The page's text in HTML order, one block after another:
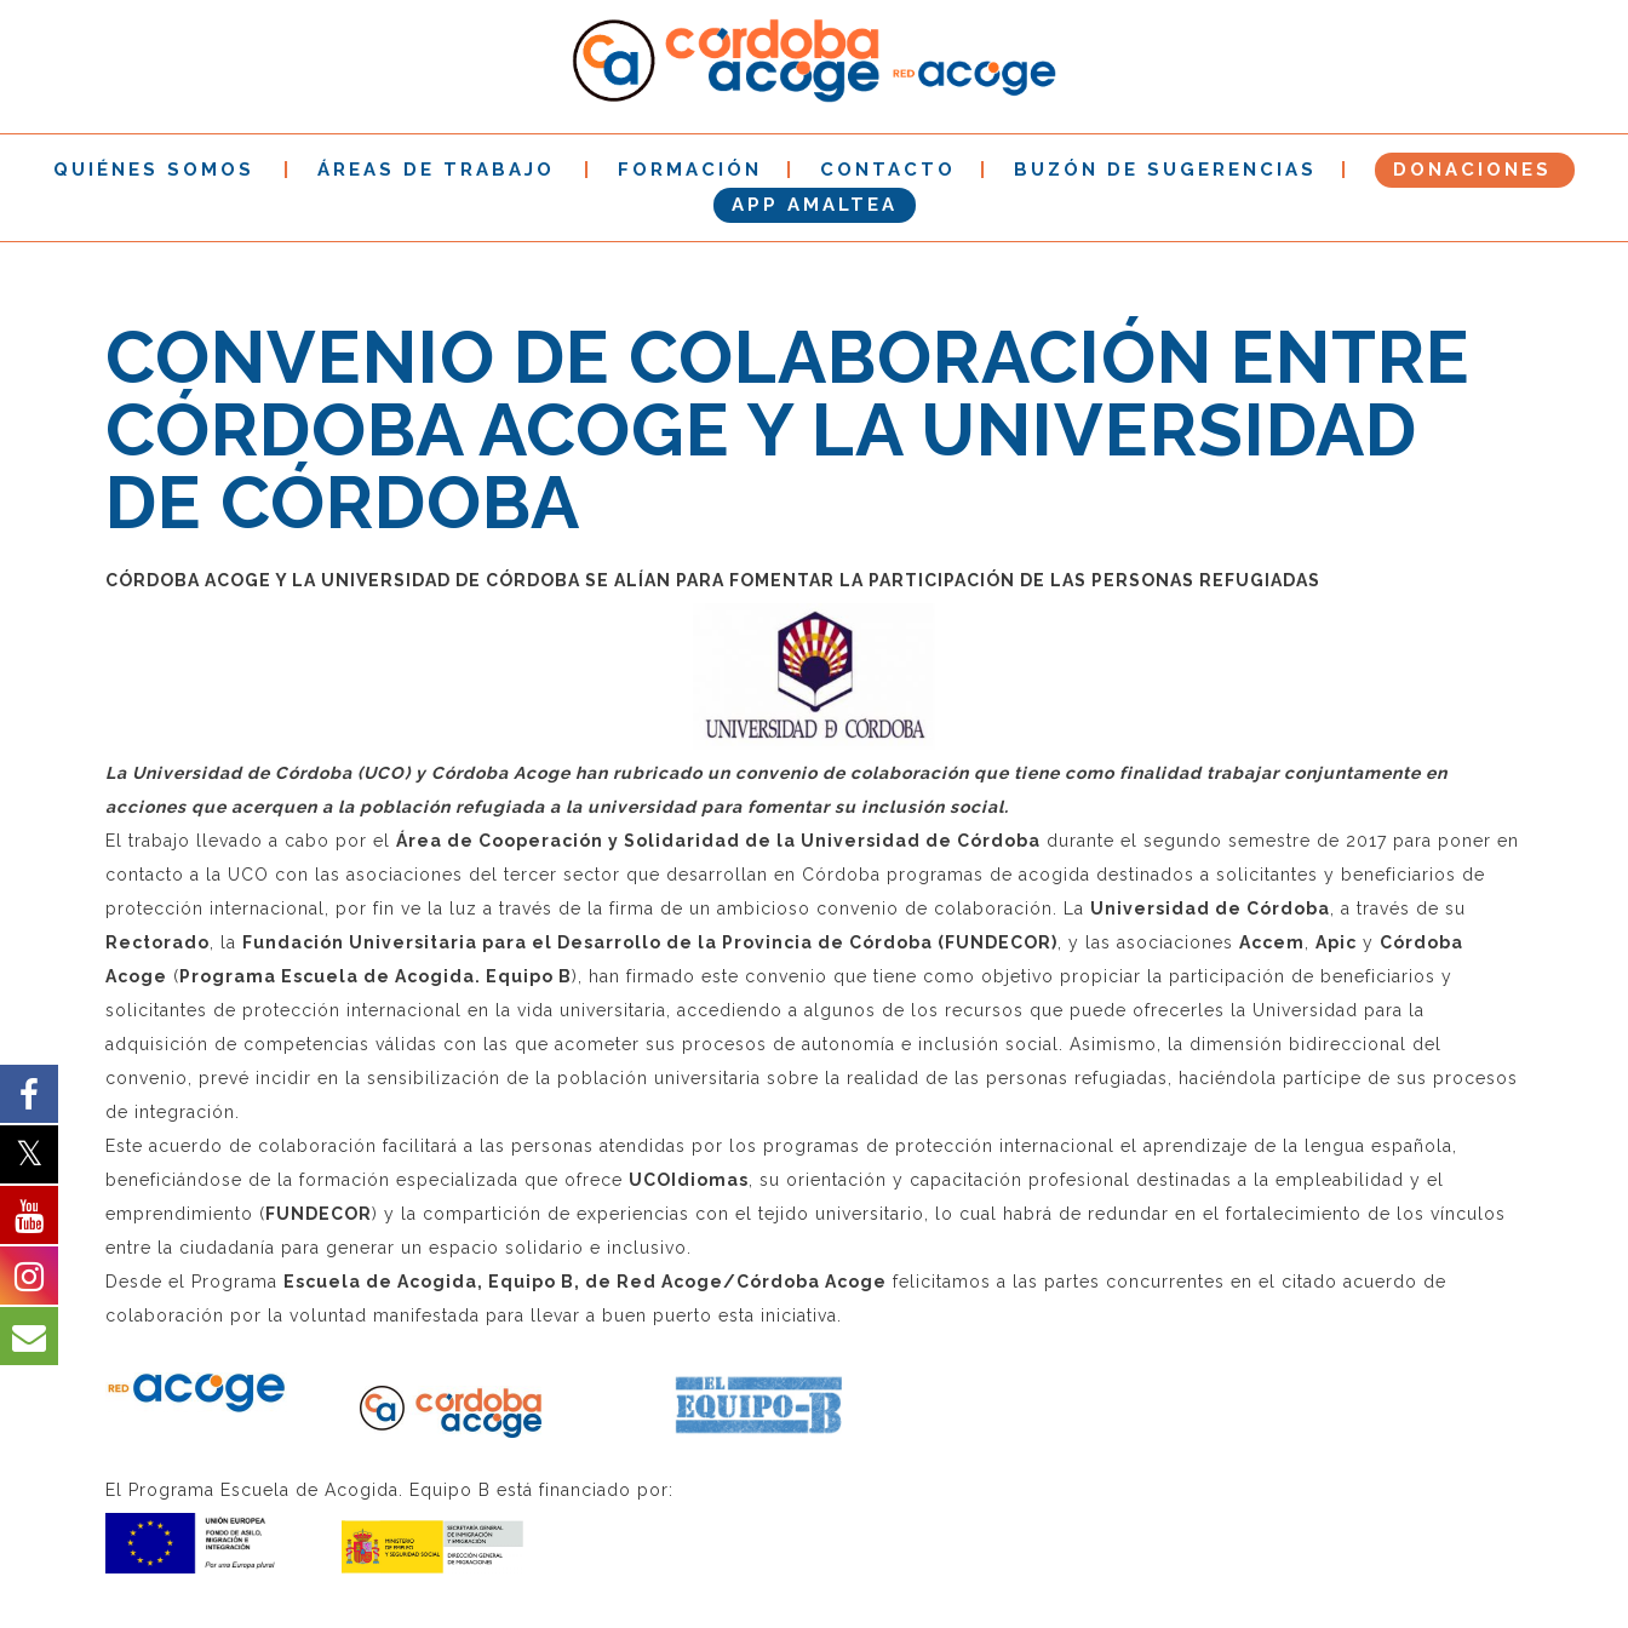
QUIÉNES SOMOS ÁREAS DE TRABAJO FORMACIÓN CONTACTO BUZÓN DE SUGERENCIAS
DONACIONES
APP AMALTEA
CONVENIO DE COLABORACIÓN ENTRE
CÓRDOBA ACOGE Y LA UNIVERSIDAD
DE CÓRDOBA
CÓRDOBA ACOGE Y LA UNIVERSIDAD DE CÓRDOBA SE ALÍAN PARA FOMENTAR LA PARTICIPACIÓN DE LAS PERSONAS REFUGIADAS
La Universidad de Córdoba (UCO) y Córdoba Acoge han rubricado un convenio de colaboración que tiene como finalidad trabajar conjuntamente en
acciones que acerquen a la población refugiada a la universidad para fomentar su inclusión social.
El trabajo llevado a cabo por el Área de Cooperación y Solidaridad de la Universidad de Córdoba durante el segundo semestre de 2017 para poner en
contacto a la UCO con las asociaciones del tercer sector que desarrollan en Córdoba programas de acogida destinados a solicitantes y beneficiarios de
protección internacional, por fin ve la luz a través de la firma de un ambicioso convenio de colaboración. La Universidad de Córdoba , a través de su
Rectorado , la Fundación Universitaria para el Desarrollo de la Provincia de Córdoba (FUNDECOR) , y las asociaciones Accem Apic y Córdoba
Acoge ( Programa Escuela de Acogida. Equipo B), han firmado este convenio que tiene como objetivo propiciar la participación de beneficiarios y
solicitantes de protección internacional en la vida universitaria, accediendo a algunos de los recursos que puede ofrecerles la Universidad para la
adquisición de competencias válidas con las que acometer sus procesos de autonomía e inclusión social. Asimismo, la dimensión bidireccional del
convenio, prevé incidir en la sensibilización de la población universitaria sobre la realidad de las personas refugiadas, haciéndola partícipe de sus procesos
de integración.
Este acuerdo de colaboración facilitará a las personas atendidas por los programas de protección internacional el aprendizaje de la lengua española,
beneficiándose de la formación especializada que ofrece UCOIdiomas , su orientación y capacitación profesional destinadas a la empleabilidad y el
emprendimiento ( FUNDECOR) y la compartición de experiencias con el tejido universitario, lo cual habrá de redundar en el fortalecimiento de los vínculos
entre la ciudadanía para generar un espacio solidario e inclusivo.
Desde el Programa
Escuela de Acogida, Equipo B, de Red Acoge/Córdoba Acoge felicitamos a las partes concurrentes en el citado acuerdo de
colaboración por la voluntad manifestada para llevar a buen puerto esta iniciativa.
El Programa Escuela de Acogida. Equipo B está financiado por: